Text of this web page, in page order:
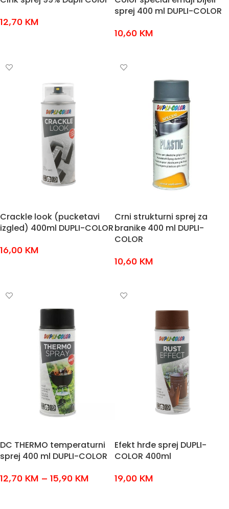
12,70 KM
sprej 400 ml DUPLI-COLOR
10,60 KM
Crackle look (pucketavi
izgled) 400ml DUPLI-COLOR
16,00 KM
Crni strukturni sprej za
branike 400 ml DUPLI-
COLOR
10,60 KM
DC THERMO temperaturni
sprej 400 ml DUPLI-COLOR
12,70 KM – 15,90 KM
Efekt hrđe sprej DUPLI-
COLOR 400ml
19,00 KM